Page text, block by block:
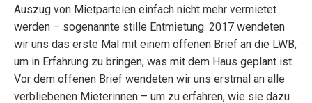
Auszug von Mietparteien einfach nicht mehr vermietet
werden – sogenannte stille Entmietung. 2017 wendeten
wir uns das erste Mal mit einem offenen Brief an die LWB,
um in Erfahrung zu bringen, was mit dem Haus geplant ist.
Vor dem offenen Brief wendeten wir uns erstmal an alle
verbliebenen Mieterinnen – um zu erfahren, wie sie dazu